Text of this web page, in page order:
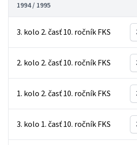
1994 / 1995
3. kolo 2. časť 10. ročník FKS
2. kolo 2. časť 10. ročník FKS
1. kolo 2. časť 10. ročník FKS
3. kolo 1. časť 10. ročník FKS